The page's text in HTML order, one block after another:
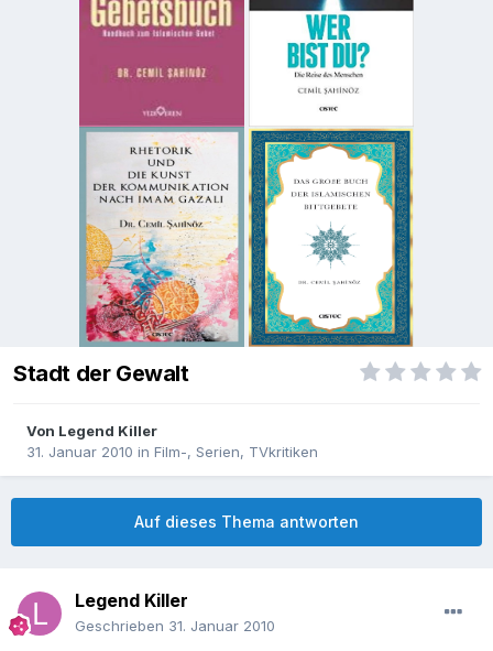
Stadt der Gewalt
Von Legend Killer
31. Januar 2010 in Film-, Serien, TVkritiken
Auf dieses Thema antworten
Legend Killer
Geschrieben 31. Januar 2010